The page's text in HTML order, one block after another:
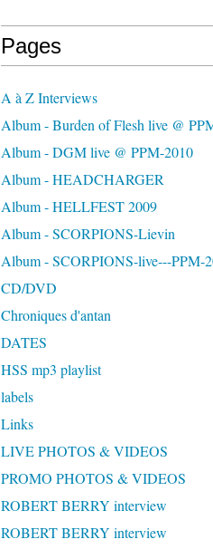
Pages
A à Z Interviews
Album - Burden of Flesh live @
Album - DGM live @ PPM-2010
Album - HEADCHARGER
Album - HELLFEST 2009
Album - SCORPIONS-Lievin
Album - SCORPIONS-live---PPM-
CD/DVD
Chroniques d'antan
DATES
HSS mp3 playlist
labels
Links
LIVE PHOTOS & VIDEOS
PROMO PHOTOS & VIDEOS
ROBERT BERRY interview
ROBERT BERRY interview